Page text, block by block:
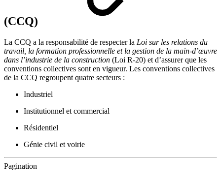
(CCQ)
La CCQ a la responsabilité de respecter la Loi sur les relations du
travail, la formation professionnelle et la gestion de la main-d’œuvre
dans l’industrie de la construction (Loi R-20) et d’assurer que les
conventions collectives sont en vigueur. Les conventions collectives
de la CCQ regroupent quatre secteurs :
Industriel
Institutionnel et commercial
Résidentiel
Génie civil et voirie
Pagination